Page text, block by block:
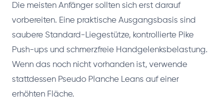
Die meisten Anfänger sollten sich erst darauf
vorbereiten. Eine praktische Ausgangsbasis sind
saubere Standard-Liegestütze, kontrollierte Pike
Push-ups und schmerzfreie Handgelenksbelastung.
Wenn das noch nicht vorhanden ist, verwende
stattdessen Pseudo Planche Leans auf einer
erhöhten Fläche.